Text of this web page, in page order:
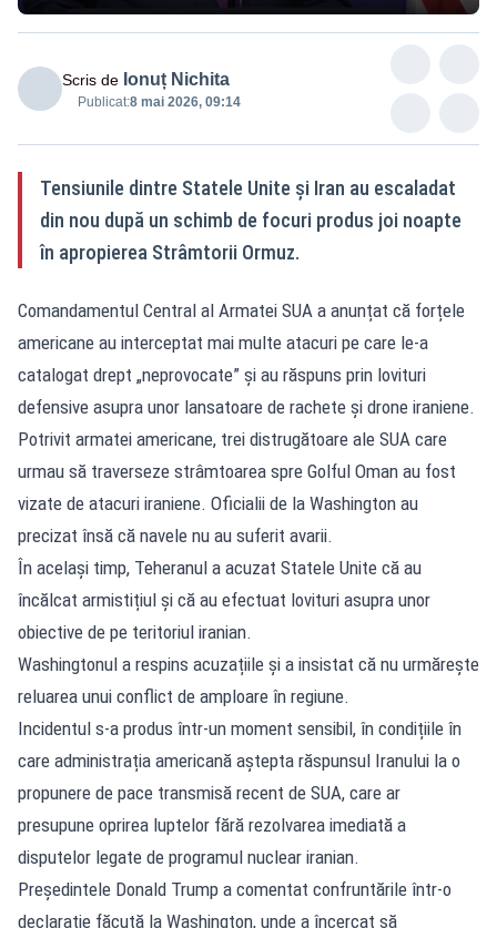
Scris de Ionuț Nichita
Publicat:8 mai 2026, 09:14
Tensiunile dintre Statele Unite și Iran au escaladat
din nou după un schimb de focuri produs joi noapte
în apropierea Strâmtorii Ormuz.
Comandamentul Central al Armatei SUA a anunțat că forțele
americane au interceptat mai multe atacuri pe care le-a
catalogat drept „neprovocate” și au răspuns prin lovituri
defensive asupra unor lansatoare de rachete și drone iraniene.
Potrivit armatei americane, trei distrugătoare ale SUA care
urmau să traverseze strâmtoarea spre Golful Oman au fost
vizate de atacuri iraniene. Oficialii de la Washington au
precizat însă că navele nu au suferit avarii.
În același timp, Teheranul a acuzat Statele Unite că au
încălcat armistițiul și că au efectuat lovituri asupra unor
obiective de pe teritoriul iranian.
Washingtonul a respins acuzațiile și a insistat că nu urmărește
reluarea unui conflict de amploare în regiune.
Incidentul s-a produs într-un moment sensibil, în condițiile în
care administrația americană aștepta răspunsul Iranului la o
propunere de pace transmisă recent de SUA, care ar
presupune oprirea luptelor fără rezolvarea imediată a
disputelor legate de programul nuclear iranian.
Președintele Donald Trump a comentat confruntările într-o
declarație făcută la Washington, unde a încercat să